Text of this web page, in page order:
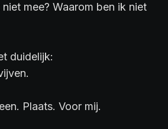
mee? Waarom ben ik niet
duidelijk:
Plaats. Voor mij.